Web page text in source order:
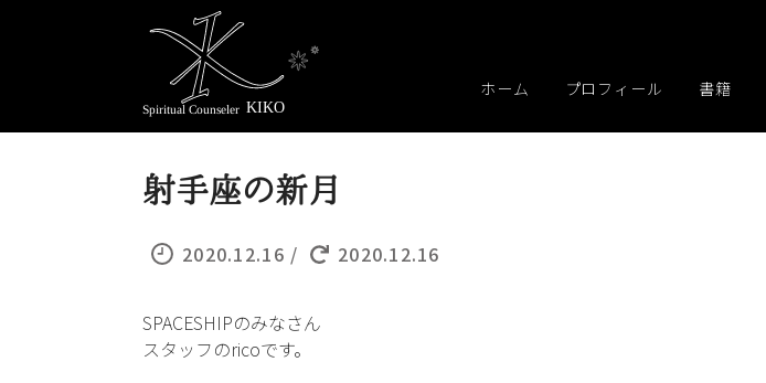
ホーム プロフィール 書籍
射手座の新月
2020.12.16 / 2020.12.16
SPACESHIPのみなさん
スタッフのricoです。